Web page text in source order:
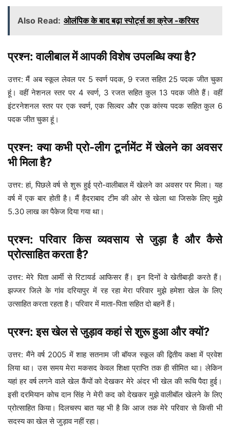
Also Read: ओलंपिक के बाद बढ़ा स्पोर्ट्स का क्रेज -करियर
प्रश्न: वालीबाल में आपकी विशेष उपलब्धि क्या है?
उत्तर: मैं अब स्कूल लेवल पर 5 स्वर्ण पदक, 9 रजत सहित 25 पदक जीत चुका
हूं। वहीं नेशनल स्तर पर 4 स्वर्ण, 3 रजत सहित कुल 13 पदक जीते हैं। वहीं
इंटरनेशनल स्तर पर एक स्वर्ण, एक सिल्वर और एक कांस्य पदक सहित कुल 6
पदक जीत चुका हूं।
प्रश्न: क्या कभी प्रो-लीग टूर्नामेंट में खेलने का अवसर
भी मिला है?
उत्तर: हां, पिछले वर्ष से शुरू हुई प्रो-वालीबाल में खेलने का अवसर पर मिला। यह
वर्ष में एक बार होती है। मैं हैदराबाद टीम की ओर से खेला था जिसके लिए मुझे
5.30 लाख का पैकेज दिया गया था।
प्रश्न: परिवार किस व्यवसाय से जुड़ा है और कैसे
प्रोत्साहित करता है?
उत्तर: मेरे पिता आर्मी से रिटायर्ड आफिसर हैं। इन दिनों वे खेतीबाड़ी करते हैं।
झज्जर जिले के गांव दरियापुर में रह रहा मेरा परिवार मुझे हमेशा खेल के लिए
उत्साहित करता रहता है। परिवार में माता-पिता सहित दो बहनें हैं।
प्रश्न: इस खेल से जुड़ाव कहां से शुरू हुआ और क्यों?
उत्तर: मैंने वर्ष 2005 में शाह सतनाम जी बॉयज स्कूल की द्वितीय कक्षा में प्रवेश
लिया था। उस समय मेरा मकसद केवल शिक्षा प्राप्ति तक ही सीमित था। लेकिन
यहां हर वर्ष लगने वाले खेल कैंपों को देखकर मेरे अंदर भी खेल की रूचि पैदा हुई।
इसी दरमियान कोच दान सिंह ने मेरी कद को देखकर मुझे वालीबॉल खेलने के लिए
प्रोत्साहित किया। दिलचस्प बात यह भी है कि आज तक मेरे परिवार से किसी भी
सदस्य का खेल से जुड़ाव नहीं रहा।